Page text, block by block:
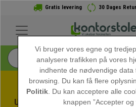
Gratis levering 30 Dages
Udnyt sommerudsalget hos
Vi bruger vores egne og
analysere trafikken på vores
indhente de nødvendige data
browsing. Du kan få flere
Politik . Du kan acceptere alle
knappen ”Accepter og